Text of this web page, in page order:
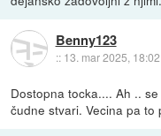
Benny123
:: 13. mar 2025, 18:02
Dostopna tocka.... Ah ..
čudne stvari. Vecina pa